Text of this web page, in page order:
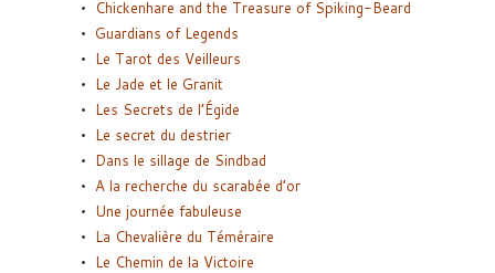
Chickenhare and the Treasure of Spiking-Beard
Guardians of Legends
Le Tarot des Veilleurs
Le Jade et le Granit
Les Secrets de l’Égide
Le secret du destrier
Dans le sillage de Sindbad
A la recherche du scarabée d’or
Une journée fabuleuse
La Chevalière du Téméraire
Le Chemin de la Victoire